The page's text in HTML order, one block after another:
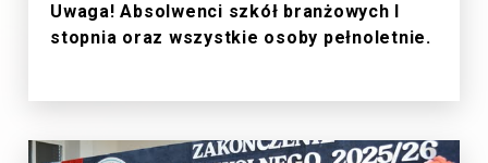
Uwaga! Absolwenci szkół branżowych I
stopnia oraz wszystkie osoby pełnoletnie.